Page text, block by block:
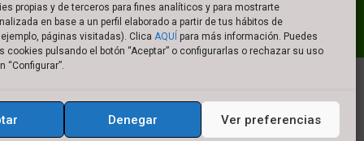
propias y de terceros para fines analíticos y para mostrarte
en base a un perfil elaborado a partir de tus hábitos de
páginas visitadas). Clica AQUÍ para más información. Puedes
cookies pulsando el botón “Aceptar” o configurarlas o rechazar su uso
“Configurar”.
Denegar Ver preferencias
Política de cookies
Política de privacidad
de compra